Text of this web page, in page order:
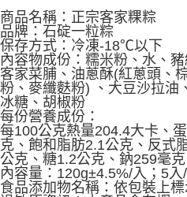
商品名稱：正宗客家粿粽
品牌：石碇一粒粽
保存方式：冷凍-18℃以下
內容物成份：糯米粉、水、
客家菜脯、油蔥酥(紅蔥頭、
粉、麥纖麩粉) 、大豆沙拉油
冰糖、胡椒粉
每份營養成份：
每100公克熱量204.4大卡、
克、飽和脂肪2.1公克、反式
公克、糖1.2公克、鈉259毫克
內容量：120g±4.5%/入；5入
食品添加物名稱：依包裝上標